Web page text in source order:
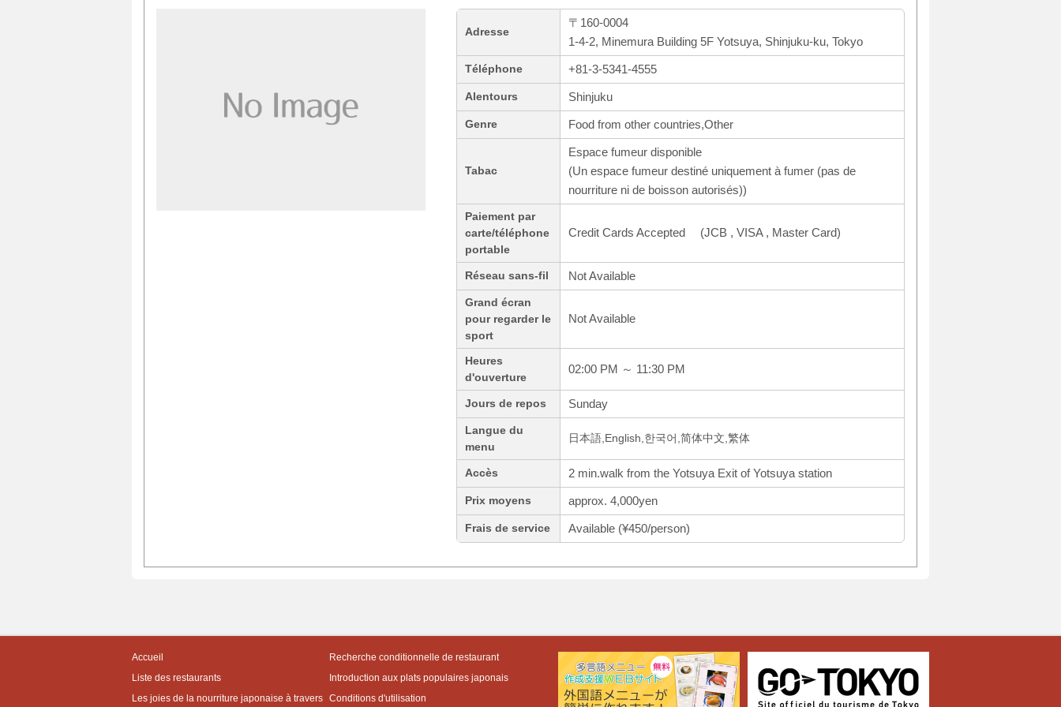
Adresse
〒160-0004
1-4-2, Minemura Building 5F Yotsuya, Shinjuku-ku, Tokyo
Téléphone +81-3-5341-4555
Alentours Shinjuku
Genre Food from other countries,Other
Tabac
Espace fumeur disponible
(Un espace fumeur destiné uniquement à fumer (pas de
nourriture ni de boisson autorisés))
Paiement par
carte/téléphone
portable
Credit Cards Accepted (JCB , VISA , Master Card)
Réseau sans-fil Not Available
Grand écran
pour regarder le
sport
Not Available
Heures
d'ouverture
02:00 PM ～ 11:30 PM
Jours de repos Sunday
Langue du
menu
日本語,English,한국어,简体中文,繁体
Accès 2 min.walk from the Yotsuya Exit of Yotsuya station
Prix moyens approx. 4,000yen
Frais de service Available (¥450/person)
Accueil
Recherche conditionnelle de restaurant
Liste des restaurants
Introduction aux plats populaires japonais
Les joies de la nourriture japonaise à travers Conditions d'utilisation